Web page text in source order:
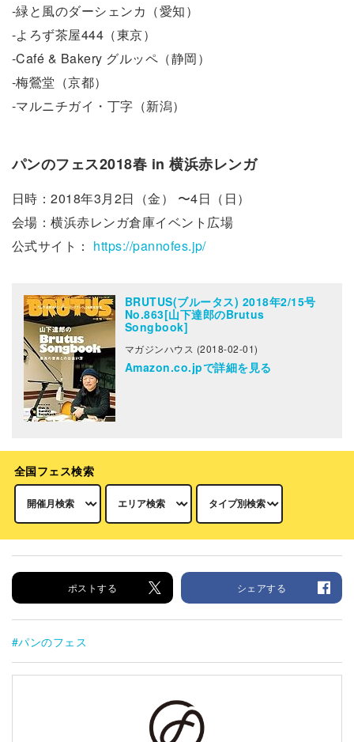
-緑と風のダーシェンカ（愛知）
-よろず茶屋444（東京）
-Café & Bakery グルッペ（静岡）
-梅鶯堂（京都）
-マルニチガイ・丁字（新潟）
パンのフェス2018春 in 横浜赤レンガ
日時：2018年3月2日（金） 〜4日（日）
会場：横浜赤レンガ倉庫イベント広場
公式サイト： https://pannofes.jp/
BRUTUS(ブルータス) 2018年2/15号
No.863[山下達郎のBrutus
Songbook]
マガジンハウス (2018-02-01)
Amazon.co.jpで詳細を見る
全国フェス検索
ポストする シェアする
パンのフェス